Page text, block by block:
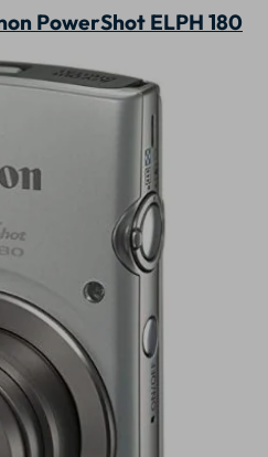
PowerShot ELPH 180